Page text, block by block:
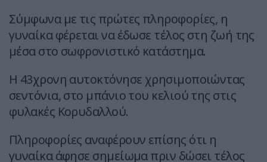
Σύμφωνα με τις πρώτες πληροφορίες, η
γυναίκα φέρεται να έδωσε τέλος στη ζωή της
μέσα στο σωφρονιστικό κατάστημα.
Η 43χρονη αυτοκτόνησε χρησιμοποιώντας
σεντόνια, στο μπάνιο του κελιού της στις
φυλακές Κορυδαλλού.
Πληροφορίες αναφέρουν επίσης ότι η
γυναίκα άφησε σημείωμα πριν δώσει τέλος